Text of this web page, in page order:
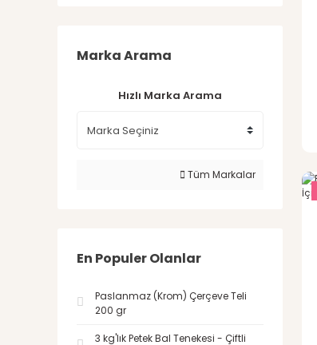
Marka Arama
Hızlı Marka Arama
Tüm Markalar
En Populer Olanlar
Paslanmaz (Krom) Çerçeve Teli
200 gr
3 kg'lık Petek Bal Tenekesi - Çiftli